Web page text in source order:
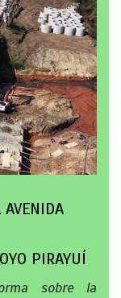
PIRAYUÍ
sobre la